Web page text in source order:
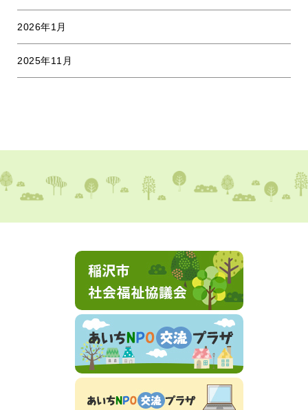
2026年1月
2025年11月